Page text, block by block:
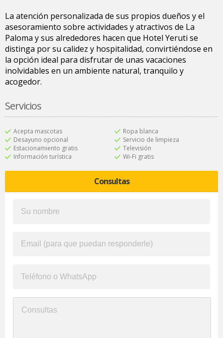
La atención personalizada de sus propios dueños y el
asesoramiento sobre actividades y atractivos de La
Paloma y sus alrededores hacen que Hotel Yeruti se
distinga por su calidez y hospitalidad, convirtiéndose en
la opción ideal para disfrutar de unas vacaciones
inolvidables en un ambiente natural, tranquilo y
acogedor.
Servicios
Acepta mascotas
Desayuno opcional
Estacionamiento gratis
Información turística
Ropa blanca
Servicio de limpieza
Televisión
Wi-Fi gratis
Consultas